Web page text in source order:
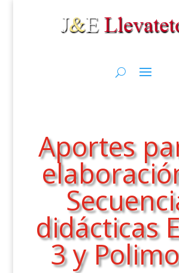
Aportes
didácticas
3 y